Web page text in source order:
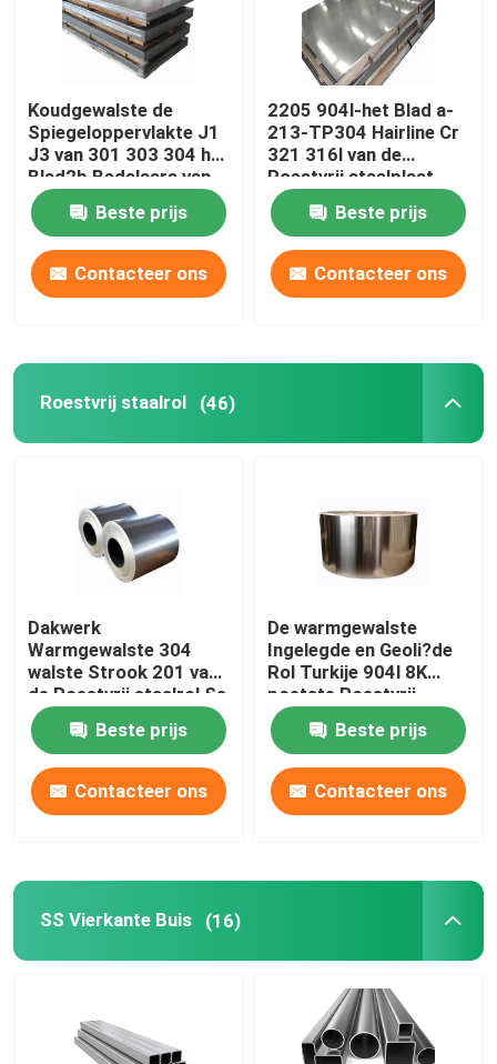
Koolstofstaalrol
Koudgewalste de
Spiegeloppervlakte J1
J3 van 301 303 304 het
Blad2b Bedelaars van
de Roestvrij staalplaat
Beste prijs
Contacteer ons
2205 904l-het Blad a-
213-TP304 Hairline Cr
321 316l van de
Roestvrij staalplaat
Beste prijs
Contacteer ons
Roestvrij staalrol (46)
Dakwerk
Warmgewalste 304
walste Strook 201 van
de Roestvrij staalrol Ss
304 van 316l koud 202
Rol
Beste prijs
Contacteer ons
De warmgewalste
Ingelegde en Geoli?de
Rol Turkije 904l 8K
poetste Roestvrij
staalrol 430 Ss Rol 202
op
Beste prijs
Contacteer ons
SS Vierkante Buis (16)